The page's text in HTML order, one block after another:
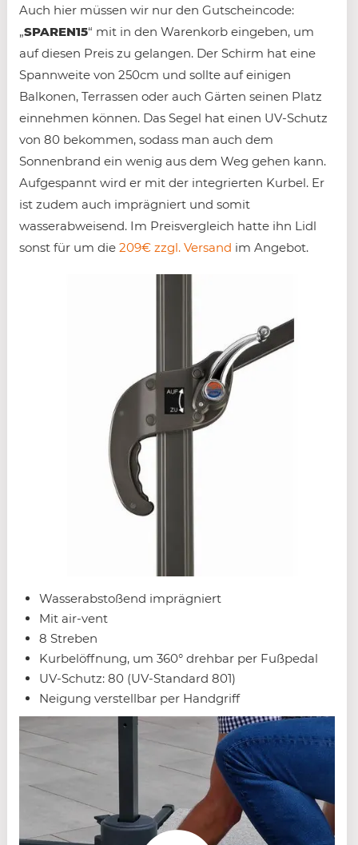
Auch hier müssen wir nur den Gutscheincode:
„SPAREN15“ mit in den Warenkorb eingeben, um
auf diesen Preis zu gelangen. Der Schirm hat eine
Spannweite von 250cm und sollte auf einigen
Balkonen, Terrassen oder auch Gärten seinen Platz
einnehmen können. Das Segel hat einen UV-Schutz
von 80 bekommen, sodass man auch dem
Sonnenbrand ein wenig aus dem Weg gehen kann.
Aufgespannt wird er mit der integrierten Kurbel. Er
ist zudem auch imprägniert und somit
wasserabweisend. Im Preisvergleich hatte ihn Lidl
sonst für um die 209€ zzgl. Versand im Angebot.
Wasserabstoßend imprägniert
Mit air-vent
8 Streben
Kurbelöffnung, um 360° drehbar per Fußpedal
UV-Schutz: 80 (UV-Standard 801)
Neigung verstellbar per Handgriff